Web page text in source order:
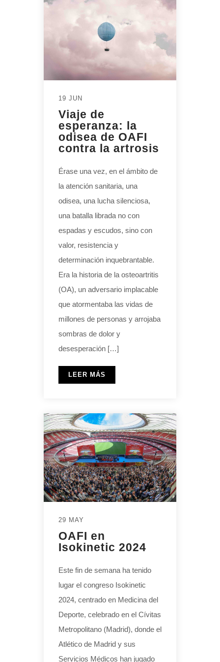
19 JUN
Viaje de
esperanza: la
odisea de OAFI
contra la artrosis
Érase una vez, en el ámbito de
la atención sanitaria, una
odisea, una lucha silenciosa,
una batalla librada no con
espadas y escudos, sino con
valor, resistencia y
determinación inquebrantable.
Era la historia de la osteoartritis
(OA), un adversario implacable
que atormentaba las vidas de
millones de personas y arrojaba
sombras de dolor y
desesperación […]
LEER MÁS
29 MAY
OAFI en
Isokinetic 2024
Este fin de semana ha tenido
lugar el congreso Isokinetic
2024, centrado en Medicina del
Deporte, celebrado en el Cívitas
Metropolitano (Madrid), donde el
Atlético de Madrid y sus
Servicios Médicos han jugado